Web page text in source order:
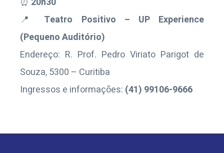
📍 Teatro Positivo – UP Experience
(Pequeno Auditório)
Endereço: R. Prof. Pedro Viriato Parigot de
Souza, 5300 – Curitiba
Ingressos e informações: (41) 99106-9666